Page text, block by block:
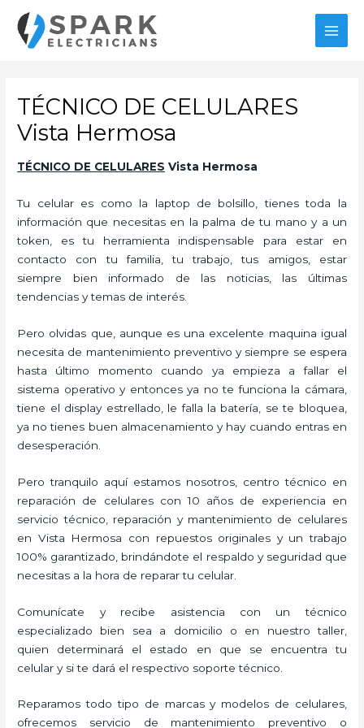
contenido
TÉCNICO DE CELULARES
Vista Hermosa
TÉCNICO DE CELULARES Vista Hermosa
Tu celular es como la laptop de bolsillo, tienes toda la
información que necesitas en la palma de tu mano y a un
token, es tu herramienta indispensable para estar en
contacto con tu familia, tu trabajo, tus amigos, estar
siempre bien informado de las noticias, las últimas
tendencias y temas de interés.
Pero olvidas que, aunque es una excelente maquina igual
necesita de mantenimiento preventivo y siempre se espera
hasta último momento cuando ya empieza a fallar el
sistema operativo y entonces ya no te funciona la cámara,
tiene el display estrellado, le falla la batería, se te bloquea,
ya no tienes buen almacenamiento y hay cuando entras en
desesperación.
Pero tranquilo aquí estamos nosotros, centro técnico en
reparación de celulares con 10 años de experiencia en
servicio técnico, reparación y mantenimiento de celulares
en Vista Hermosa con repuestos originales y un trabajo
100% garantizado, brindándote el respaldo y seguridad que
necesitas a la hora de reparar tu celular.
Comunícate y recibe asistencia con un técnico
especializado bien sea a domicilio o en nuestro taller,
quien determinará el estado en que se encuentra tu
celular y si te dará el respectivo soporte técnico.
Reparamos todo tipo de marcas y modelos de celulares,
ofrecemos servicio de mantenimiento preventivo o